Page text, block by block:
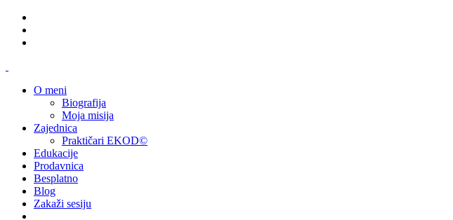
O meni
Biografija
Moja misija
Zajednica
Praktičari EKOD©
Edukacije
Prodavnica
Besplatno
Blog
Zakaži sesiju